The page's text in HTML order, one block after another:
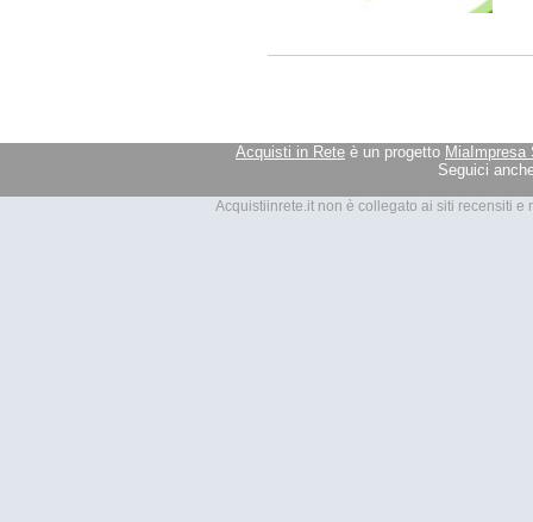
Acquisti in Rete è un progetto MiaImpresa
Seguici
Acquistiinrete.it non è collegato ai siti recensiti